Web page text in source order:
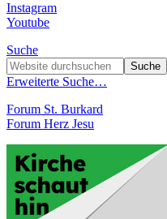
Instagram
Youtube
Suche
Erweiterte Suche…
Forum St. Burkard
Forum Herz Jesu